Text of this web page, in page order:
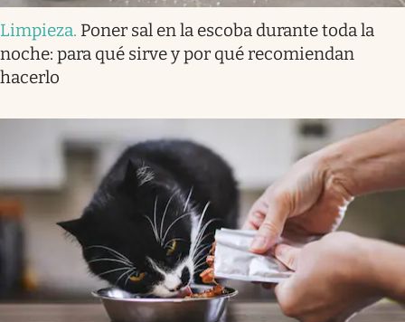
Limpieza. Poner sal en la escoba durante toda la
noche: para qué sirve y por qué recomiendan
hacerlo